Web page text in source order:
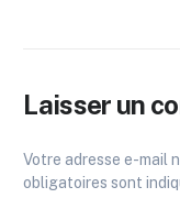
Laisser un
Votre adresse e-mail
obligatoires sont